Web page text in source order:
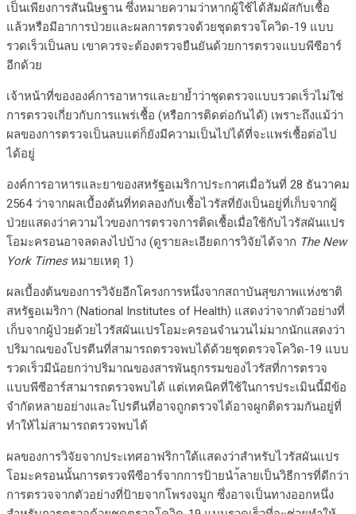
เป็นเพียงการสันนิษฐาน ซึ่งหมายความว่าหากผู้ใช้ได้สัมผัสกับเชื้อ
แล้วหรือมีอาการป่วยและผลการตรวจด้วยชุดตรวจโควิด-19 แบบ
รวดเร็วเป็นลบ เขาควรจะต้องตรวจยืนยันด้วยการตรวจแบบพีซีอาร์
อีกด้วย
เจ้าหน้าที่ขององค์การอาหารและยาย้ำว่าชุดตรวจแบบรวดเร็วไม่ใช่
การตรวจเกี่ยวกับการแพร่เชื้อ (หรือการติดต่อกันได้) เพราะถึงแม้ว่า
ผลของการตรวจเป็นลบแต่ก็ยังมีความเป็นไปได้ที่จะแพร่เชื้อต่อไป
ได้อยู่
องค์การอาหารและยาของสหรัฐอเมริกาประกาศเมื่อวันที่ 28 ธันวาคม
2564 ว่าจากผลเบื้องต้นที่ทดลองกับเชื้อไวรัสที่ยังเป็นอยู่ที่เก็บจากผู้
ป่วยแสดงว่าความไวของการตรวจการติดเชื้อเมื่อใช้กับไวรัสผันแปร
โอมะครอนอาจลดลงไปบ้าง (ดูรายละเอียดการวิจัยได้จาก The New
York Timesหมายเหตุ 1)
ผลเบื้องต้นของการวิจัยอีกโครงการหนึ่งจากสถาบันสุขภาพแห่งชาติ
สหรัฐอเมริกา (National Institutes of Health) แสดงว่าจากตัวอย่างที่
เก็บจากผู้ป่วยด้วยไวรัสผันแปรโอมะครอนจำนวนไม่มากนักแสดงว่า
ปริมาณของโปรตีนที่สามารถตรวจพบได้ด้วยชุดตรวจโควิด-19 แบบ
รวดเร็วมีน้อยกว่าปริมาณของสารพันธุกรรมของไวรัสที่การตรวจ
แบบพีซีอาร์สามารถตรวจพบได้ แต่เทคนิคที่ใช้ในการประเมินนี้มีข้อ
จำกัดหลายอย่างและโปรตีนที่อาจถูกตรวจได้อาจผูกติดรวมกันอยู่ที่
ทำให้ไม่สามารถตรวจพบได้
ผลของการวิจัยจากประเทศอาฟริกาใต้แสดงว่าสำหรับไวรัสผันแปร
โอมะครอนนั้นการตรวจพีซีอาร์จากการป้ายนำ้ลายเป็นวิธีการที่ดีกว่า
การตรวจจากตัวอย่างที่ป้ายจากโพรงจมูก ซึ่งอาจเป็นทางออกหนึ่ง